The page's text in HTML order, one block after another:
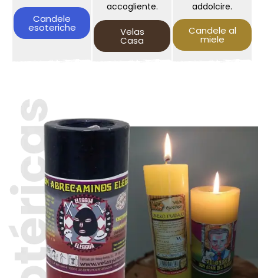
Candele
esoteriche
accogliente.
Velas
Casa
addolcire.
Candele al
miele